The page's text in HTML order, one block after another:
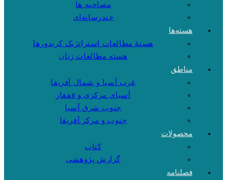
مصاحبه ها
چندرسانه‌ای
هسته‌ها
هستهٔ مطالعات استراتژیک کریدورها
هسته مطالعات زنان
مناطق
غرب آسیا و شمال آفریقا
آسیای مرکزی و قفقاز
جنوب شرق آسیا
جنوب و مرکز آفریقا
محصولات
کتاب
گزارش پژوهشی
فصلنامه